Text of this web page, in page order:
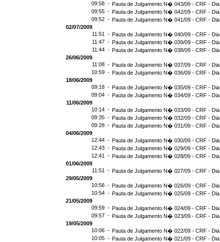
09:58 - Pauta de Julgamento N� 043/09 - CRF -
09:55 - Pauta de Julgamento N� 042/09 - CRF -
09:52 - Pauta de Julgamento N� 041/09 - CRF -
02/07/2009
11:51 - Pauta de Julgamento N� 040/09 - CRF -
11:47 - Pauta de Julgamento N� 039/09 - CRF -
11:44 - Pauta de Julgamento N� 038/09 - CRF -
26/06/2009
11:08 - Pauta de Julgamento N� 037/09 - CRF -
10:59 - Pauta de Julgamento N� 036/09 - CRF -
18/06/2009
09:18 - Pauta de Julgamento N� 035/09 - CRF -
09:04 - Pauta de Julgamento N� 034/09 - CRF -
11/06/2009
10:14 - Pauta de Julgamento N� 033/09 - CRF -
09:35 - Pauta de Julgamento N� 032/09 - CRF -
09:28 - Pauta de Julgamento N� 031/09 - CRF -
04/06/2009
12:44 - Pauta de Julgamento N� 030/09 - CRF -
12:43 - Pauta de Julgamento N� 029/09 - CRF -
12:41 - Pauta de Julgamento N� 028/09 - CRF -
01/06/2009
11:51 - Pauta de Julgamento N� 027/09 - CRF -
29/05/2009
10:56 - Pauta de Julgamento N� 026/09 - CRF -
10:54 - Pauta de Julgamento N� 025/09 - CRF -
21/05/2009
09:59 - Pauta de Julgamento N� 024/09 - CRF -
09:57 - Pauta de Julgamento N� 023/09 - CRF -
19/05/2009
10:06 - Pauta de Julgamento N� 022/09 - CRF -
10:05 - Pauta de Julgamento N� 021/09 - CRF -